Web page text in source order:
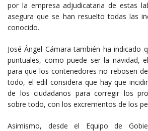
por la empresa adjudicataria de estas
asegura que se han resuelto todas las
conocido.
José Ángel Cámara también ha indicado
puntuales, como puede ser la navidad,
para que los contenedores no rebosen
todo, el edil considera que hay que
de los ciudadanos para corregir los
sobre todo, con los excrementos de los
Asimismo, desde el Equipo de